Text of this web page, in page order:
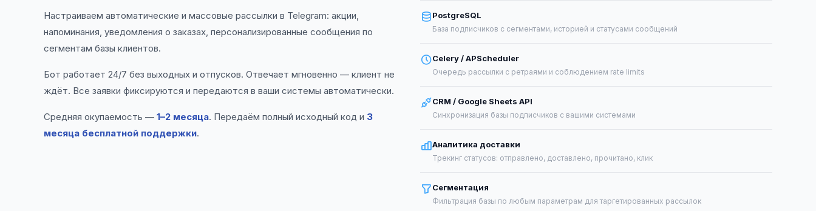
Настраиваем автоматические и массовые рассылки в Telegram: акции,
напоминания, уведомления о заказах, персонализированные сообщения по
сегментам базы клиентов.
Бот работает 24/7 без выходных и отпусков. Отвечает мгновенно — клиент не
ждёт. Все заявки фиксируются и передаются в ваши системы автоматически.
Средняя окупаемость — 1–2 месяца. Передаём полный исходный код и 3
месяца бесплатной поддержки.
PostgreSQL
База подписчиков с сегментами, историей и статусами сообщений
Celery / APScheduler
Очередь рассылки с ретраями и соблюдением rate limits
CRM / Google Sheets API
Синхронизация базы подписчиков с вашими системами
Аналитика доставки
Трекинг статусов: отправлено, доставлено, прочитано, клик
Сегментация
Фильтрация базы по любым параметрам для таргетированных рассылок